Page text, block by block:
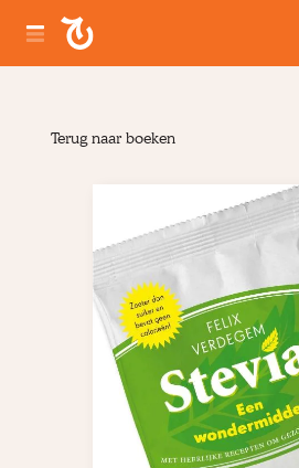
Terug naar boeken